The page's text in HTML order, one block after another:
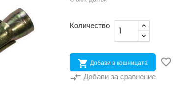
Количество
 Добави в кошницата 
compare_arrows Добави за сравнение